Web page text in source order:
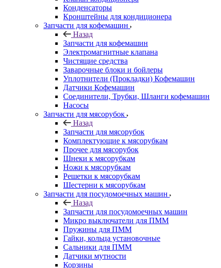
Конденсаторы
Кронштейны для кондиционера
Запчасти для кофемашин
Назад
Запчасти для кофемашин
Электромагнитные клапана
Чистящие средства
Заварочные блоки и бойлеры
Уплотнители (Прокладки) Кофемашин
Датчики Кофемашин
Соединители, Трубки, Шланги кофемашин
Насосы
Запчасти для мясорубок
Назад
Запчасти для мясорубок
Комплектующие к мясорубкам
Прочее для мясорубок
Шнеки к мясорубкам
Ножи к мясорубкам
Решетки к мясорубкам
Шестерни к мясорубкам
Запчасти для посудомоечных машин
Назад
Запчасти для посудомоечных машин
Микро выключатели для ПММ
Пружины для ПММ
Гайки, кольца установочные
Сальники для ПММ
Датчики мутности
Корзины